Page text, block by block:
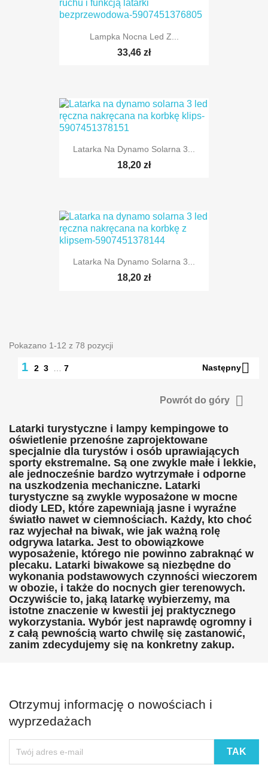
Lampka Nocna Led Z...
33,46 zł
Latarka Na Dynamo Solarna 3...
18,20 zł
Latarka Na Dynamo Solarna 3...
18,20 zł
Pokazano 1-12 z 78 pozycji
1 2 3 7 Następny
Powrót do góry 
Latarki turystyczne i lampy kempingowe to
oświetlenie przenośne zaprojektowane
specjalnie dla turystów i osób uprawiających
sporty ekstremalne. Są one zwykle małe i lekkie,
ale jednocześnie bardzo wytrzymałe i odporne
na uszkodzenia mechaniczne. Latarki
turystyczne są zwykle wyposażone w mocne
diody LED, które zapewniają jasne i wyraźne
światło nawet w ciemnościach. Każdy, kto choć
raz wyjechał na biwak, wie jak ważną rolę
odgrywa latarka. Jest to obowiązkowe
wyposażenie, którego nie powinno zabraknąć w
plecaku. Latarki biwakowe są niezbędne do
wykonania podstawowych czynności wieczorem
w obozie, i także do nocnych gier terenowych.
Oczywiście to, jaką latarkę wybierzemy, ma
istotne znaczenie w kwestii jej praktycznego
wykorzystania. Wybór jest naprawdę ogromny i
z całą pewnością warto chwilę się zastanowić,
zanim zdecydujemy się na konkretny zakup.
Otrzymuj informację o nowościach i
wyprzedażach